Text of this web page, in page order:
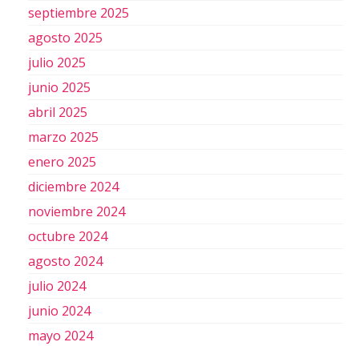
septiembre 2025
agosto 2025
julio 2025
junio 2025
abril 2025
marzo 2025
enero 2025
diciembre 2024
noviembre 2024
octubre 2024
agosto 2024
julio 2024
junio 2024
mayo 2024